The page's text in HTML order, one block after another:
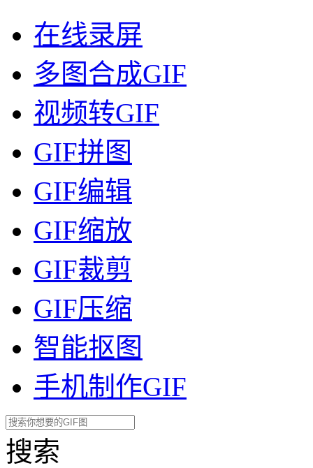
在线录屏
多图合成GIF
视频转GIF
GIF拼图
GIF编辑
GIF缩放
GIF裁剪
GIF压缩
智能抠图
手机制作GIF
搜索